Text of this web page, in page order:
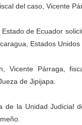
del caso, Vicente
de Ecuador
Estados Unidos
Vicente Párraga,
de Jipijapa.
de la Unidad Judicial